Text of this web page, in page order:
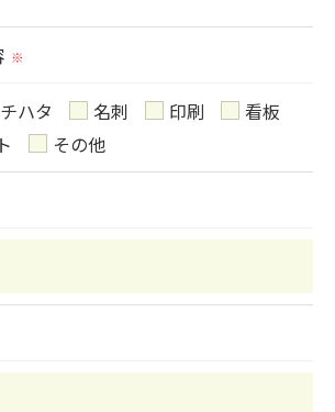
、
について＞
的の達成に必要な範囲において、
委託する場合があります。
監督を行います。
管理＞
※
ハタ 名刺 印刷
看板
その他